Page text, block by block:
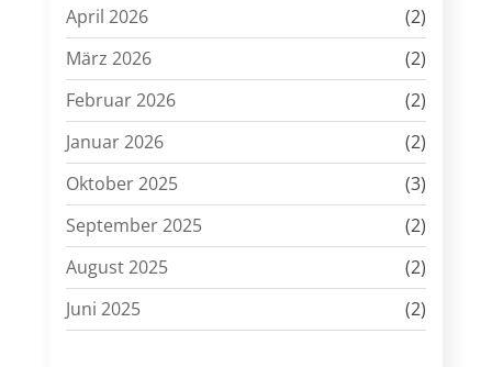
April 2026
(2)
März 2026
(2)
Februar 2026
(2)
Januar 2026
(2)
Oktober 2025
(3)
September 2025
(2)
August 2025
(2)
Juni 2025
(2)